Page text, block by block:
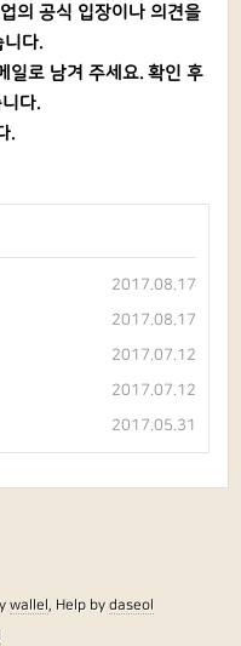
의 공식 입장이나 의견을
니다.
일로 남겨 주세요. 확인 후
다.
.
2017.08.17
2017.08.17
2017.07.12
2017.07.12
2017.05.31
wallel, Help bydaseol